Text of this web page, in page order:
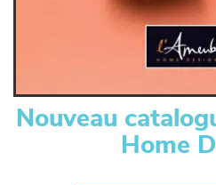
Nouveau
Home